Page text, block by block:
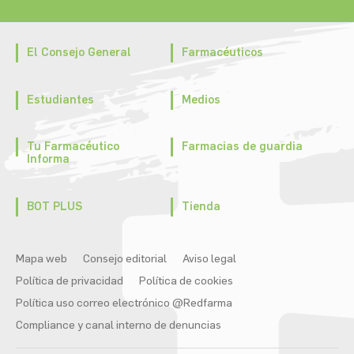
El Consejo General Farmacéuticos
Estudiantes Medios
Tu Farmacéutico
Informa
Farmacias de guardia
BOT PLUS Tienda
Mapa web Consejo editorial
Aviso legal
Política de privacidad
Política de cookies
Política uso correo electrónico @Redfarma
Compliance y canal interno de denuncias